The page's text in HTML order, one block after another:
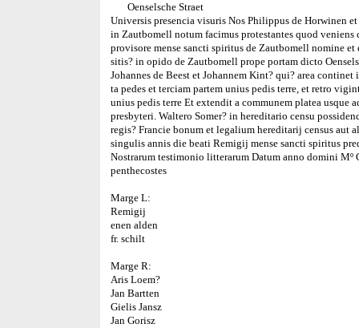
Oenselsche Straet
Universis presencia visuris Nos Philippus de Horwinen
in Zautbomell notum facimus protestantes quod veniens
provisore mense sancti spiritus de Zautbomell nomine
sitis? in opido de Zautbomell prope portam dicto
Johannes de Beest et Johannem Kint? qui? area
ta pedes et terciam partem unius pedis terre, et retro
unius pedis terre Et extendit a communem platea usque
presbyteri. Waltero Somer? in hereditario censu
regis? Francie bonum et legalium hereditarij census aut
singulis annis die beati Remigij mense sancti spiritus
Nostrarum testimonio litterarum Datum anno domini Mº
penthecostes
Marge L:
Remigij
enen alden
fr. schilt
Marge R:
Aris Loem?
Jan Bartten
Gielis Jansz
Jan Gorisz